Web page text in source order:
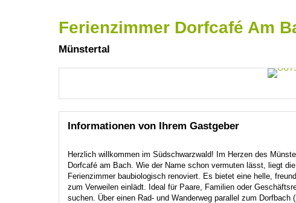
Ferienzimmer Dorfcafé Am
Münstertal
Informationen von Ihrem Gastgeber
Herzlich willkommen im Südschwarzwald! Im Herzen des
Dorfcafé am Bach. Wie der Name schon vermuten lässt, liegt
Ferienzimmer baubiologisch renoviert. Es bietet eine helle,
zum Verweilen einlädt. Ideal für Paare, Familien oder
suchen. Über einen Rad- und Wanderweg parallel zum